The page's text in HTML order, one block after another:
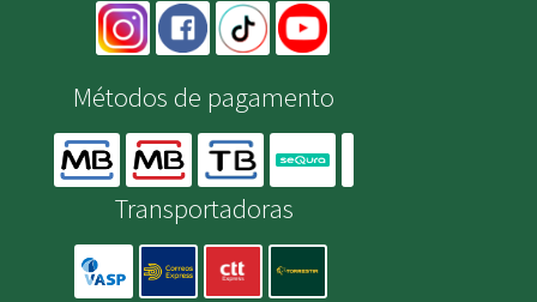
Métodos de pagamento
Transportadoras